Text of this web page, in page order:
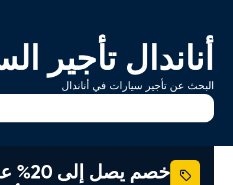
أناندال تأجير
البحث عن تأجير سيارات في أناندال
خصم